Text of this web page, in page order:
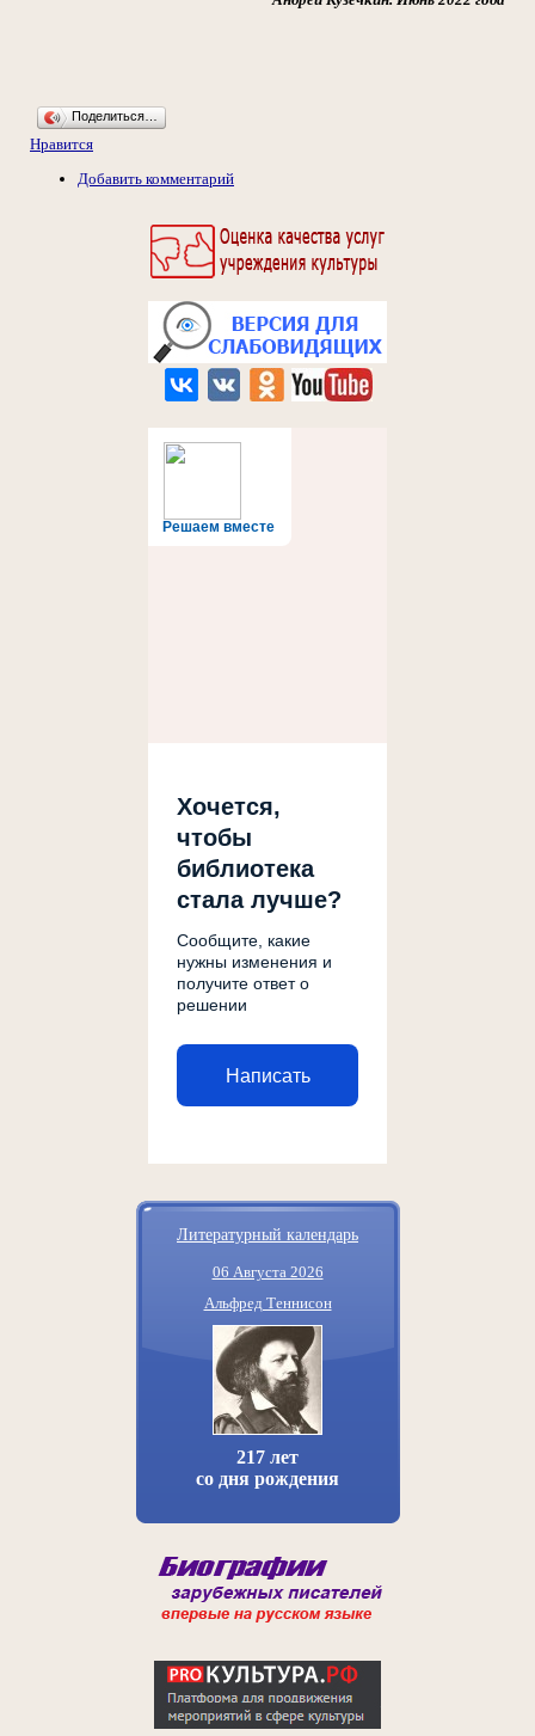
Решаем вместе
Хочется,
чтобы
библиотека
стала лучше?
Сообщите, какие
нужны изменения и
получите ответ о
решении
Написать
Литературный календарь
06 Августа 2026
Альфред Теннисон
217 лет
со дня рождения
Поделиться…
Нравится
Добавить комментарий